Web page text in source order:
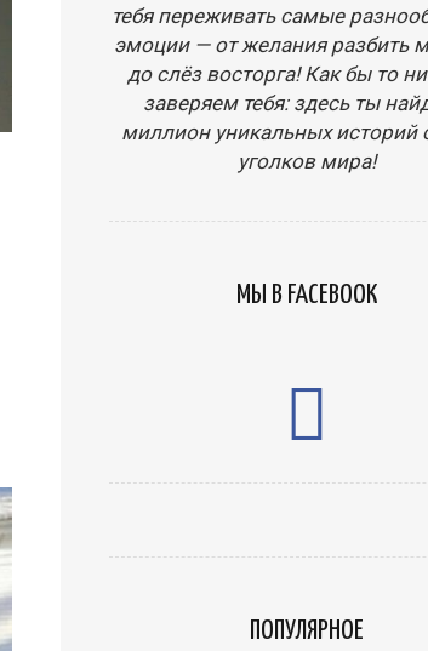
тебя переживать самые
эмоции — от желания разбить
до слёз восторга! Как бы то
заверяем тебя: здесь ты
миллион уникальных историй
уголков мира!
МЫ В FACEBOOK
ПОПУЛЯРНОЕ